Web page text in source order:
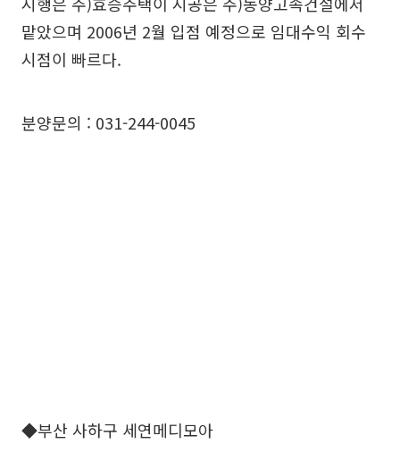
맡았으며 2006년 2월 입점 예정으로 임대수익 회수
시점이 빠르다.
분양문의 : 031-244-0045
◆부산 사하구 세연메디모아